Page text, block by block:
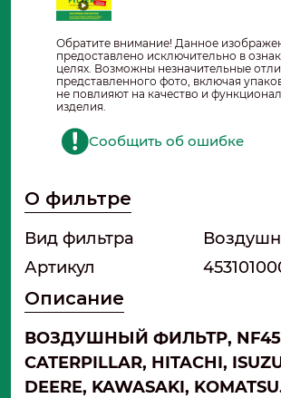
Обратите внимание! Данное
предоставлено исключительно в
целях. Возможны незначительные
представленного фото, включая
не повлияют на качество и
изделия.
Сообщить об ошибке
О фильтре
Вид фильтра
Артикул
Описание
ВОЗДУШНЫЙ ФИЛЬТР,
CATERPILLAR, HITACHI,
DEERE, KAWASAKI,